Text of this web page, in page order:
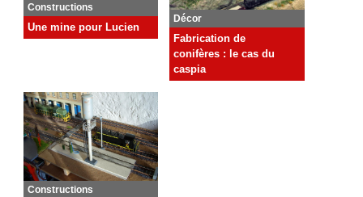
Constructions
Une mine pour Lucien
Décor
Fabrication de
conifères : le cas du
caspia
Constructions